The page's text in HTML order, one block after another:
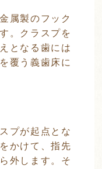
属製のフック
。クラスプを
となる歯には
覆う義歯床に
プが起点とな
かけて、指先
外します。そ